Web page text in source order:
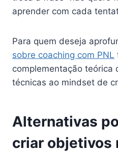
aprender com cada
Para quem deseja
sobre coaching com PNL
complementação teórica
técnicas ao mindset de
Alternativas
criar objetivos